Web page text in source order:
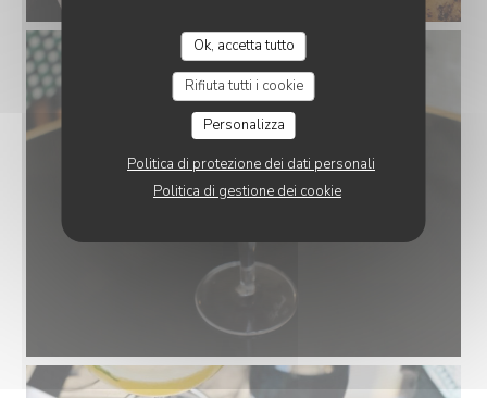
Ok, accetta tutto
Rifiuta tutti i cookie
Personalizza
Politica di protezione dei dati personali
Politica di gestione dei cookie